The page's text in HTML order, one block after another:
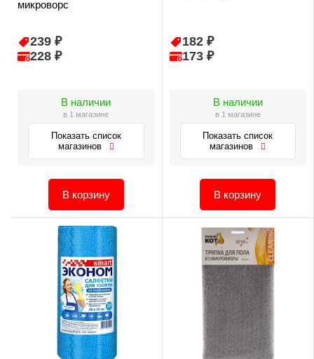
микроворс
239 ₽
228 ₽
В наличии
в 1 магазине
Показать список
магазинов
В корзину
182 ₽
173 ₽
В наличии
в 1 магазине
Показать список
магазинов
В корзину